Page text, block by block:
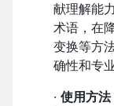
献理解能
术语，在
变换等方
确性和专
· 使用方法